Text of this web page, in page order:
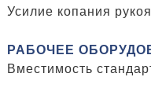
Усилие копания
РАБОЧЕЕ
Вместимость